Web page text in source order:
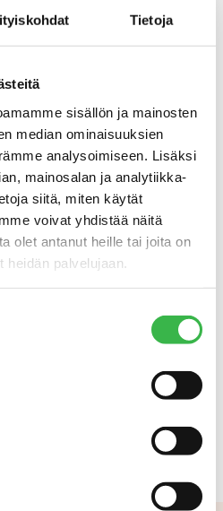
Tietoja
sisällön ja mainosten
median ominaisuuksien
analysoimiseen. Lisäksi
mainosalan ja analytiikka-
siitä, miten käytät
voivat yhdistää näitä
olet antanut heille tai joita on
palvelujaan.